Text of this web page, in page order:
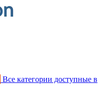
Все категории доступные в